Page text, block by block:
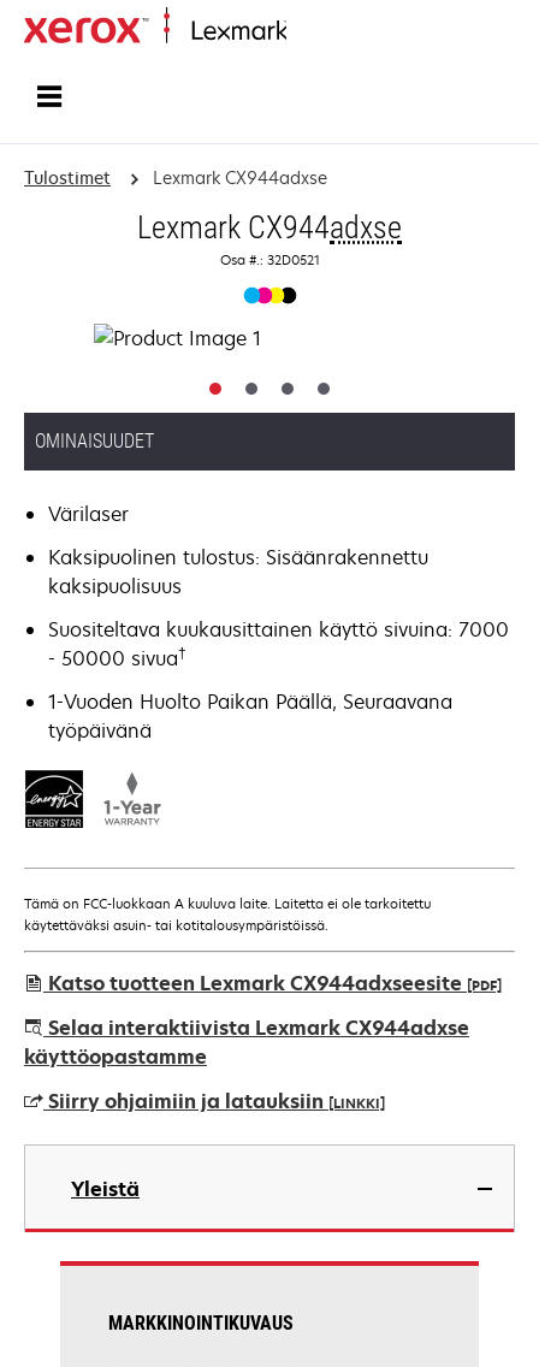
Tulostimet Lexmark CX944adxse
Lexmark CX944adxse
Osa #.: 32D0521
OMINAISUUDET
Värilaser
Kaksipuolinen tulostus: Sisäänrakennettu
kaksipuolisuus
Suositeltava kuukausittainen käyttö sivuina: 7000
- 50000 sivua†
1-Vuoden Huolto Paikan Päällä, Seuraavana
työpäivänä
Tämä on FCC-luokkaan A kuuluva laite. Laitetta ei ole tarkoitettu
käytettäväksi asuin- tai kotitalousympäristöissä.
Katso tuotteen Lexmark CX944adxseesite [PDF]
opens
in
new
tab
Selaa interaktiivista Lexmark CX944adxse
käyttöopastamme
Siirry ohjaimiin ja latauksiin [LINKKI]
opens
new
Yleistä
MARKKINOINTIKUVAUS